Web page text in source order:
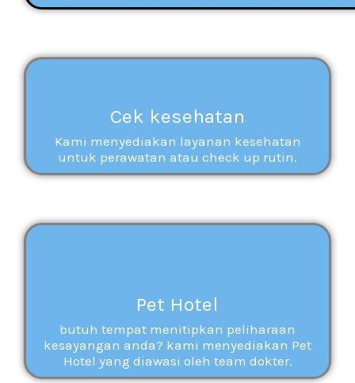
Cek kesehatan
Kami menyediakan layanan kesehatan
untuk perawatan atau check up rutin.
Pet Hotel
butuh tempat menitipkan peliharaan
kesayangan anda? kami menyediakan Pet
Hotel yang diawasi oleh team dokter.